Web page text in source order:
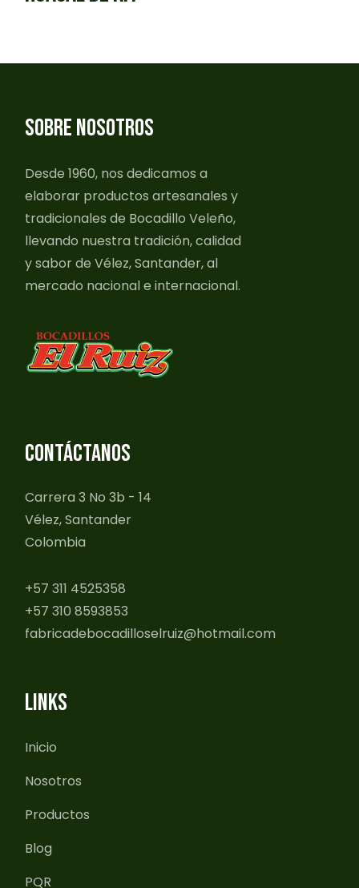
SOBRE NOSOTROS
Desde 1960, nos dedicamos a
elaborar productos artesanales y
tradicionales de Bocadillo Veleño,
llevando nuestra tradición, calidad
y sabor de Vélez, Santander, al
mercado nacional e internacional.
CONTÁCTANOS
Carrera 3 No 3b - 14
Vélez, Santander
Colombia
+57 311 4525358
+57 310 8593853
fabricadebocadilloselruiz@hotmail.com
LINKS
Inicio
Nosotros
Productos
Blog
PQR